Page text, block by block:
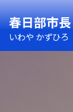
春日部市長
いわや かずひろ